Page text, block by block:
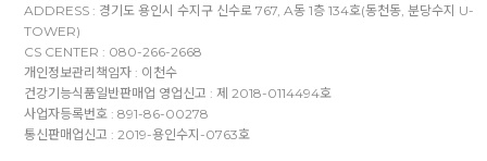
ADDRESS : 경기도 용인시 수지구 신수로 767, A동 1층 134호(동천동, 분당수지 U-
TOWER)
CS CENTER : 080-266-2668
개인정보관리책임자 : 이천수
건강기능식품일반판매업 영업신고 : 제 2018-0114494호
사업자등록번호 : 891-86-00278
통신판매업신고 : 2019-용인수지-0763호